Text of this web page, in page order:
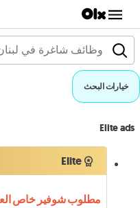
خيارات البحث
Elite ads
Elite
مطلوب شوفير خاص